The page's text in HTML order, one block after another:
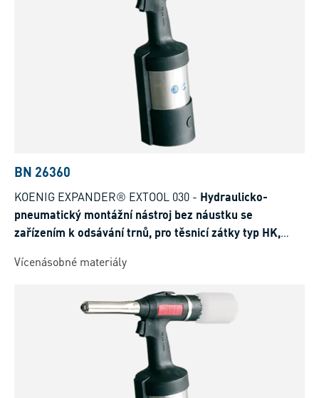
BN 26360
KOENIG EXPANDER® EXTOOL 030 - Hydraulicko-
pneumatický montážní nástroj bez náustku se
zařízením k odsávání trnů, pro těsnicí zátky typ HK,
Vícenásobné materiály